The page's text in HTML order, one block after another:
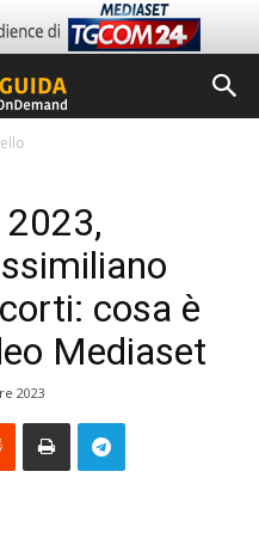
2023,
cosa è
Mediaset
2023